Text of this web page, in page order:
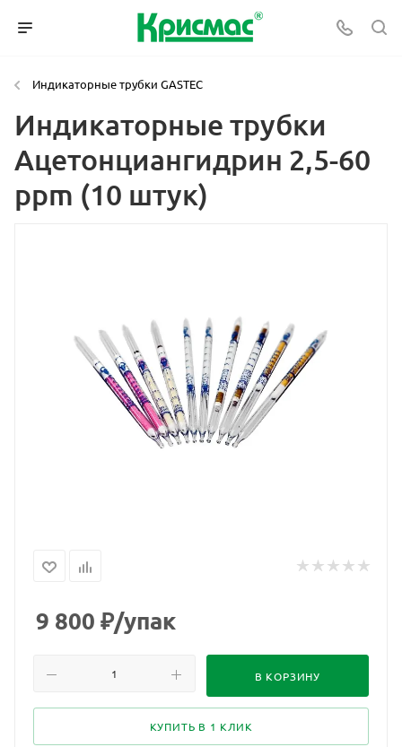
Индикаторные трубки GASTEC
Индикаторные трубки
Ацетонциангидрин 2,5-60
ppm (10 штук)
9 800 ₽/упак
В КОРЗИНУ
КУПИТЬ В 1 КЛИК